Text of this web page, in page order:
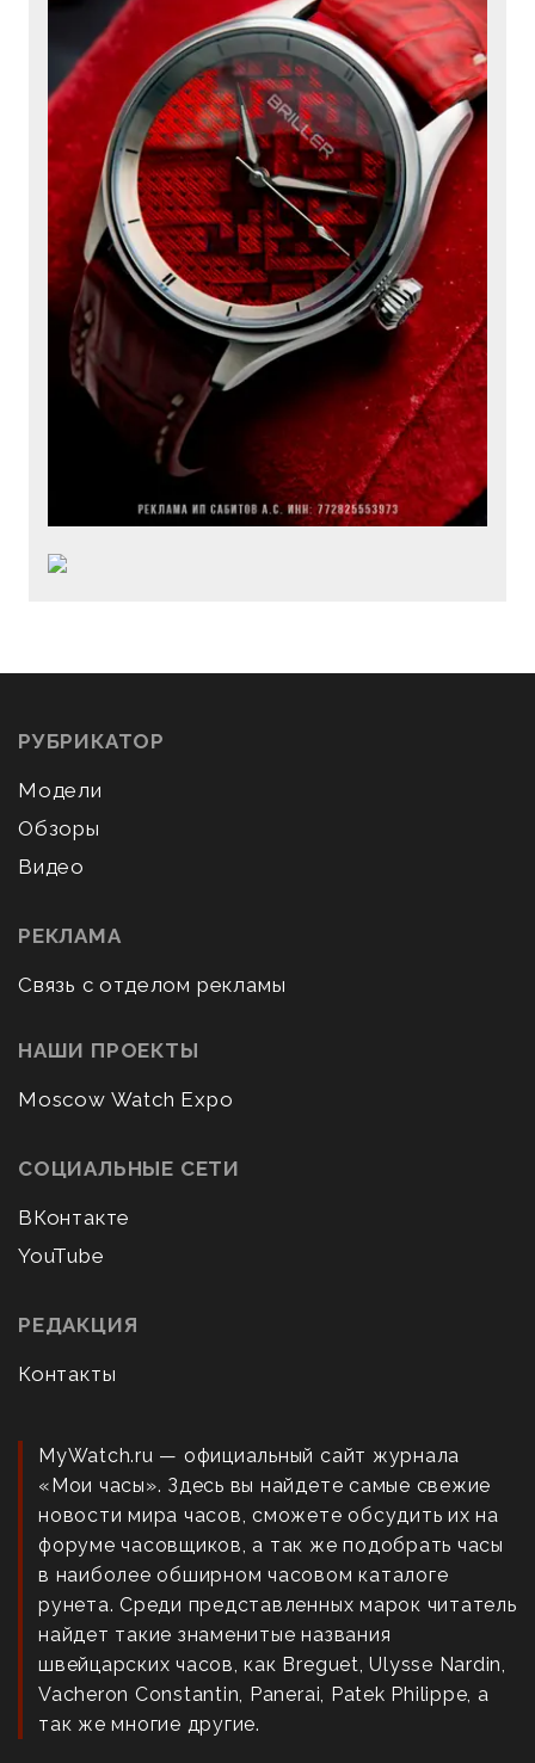
РУБРИКАТОР
Модели
Обзоры
Видео
РЕКЛАМА
Связь с отделом рекламы
НАШИ ПРОЕКТЫ
Moscow Watch Expo
СОЦИАЛЬНЫЕ СЕТИ
ВКонтакте
YouTube
РЕДАКЦИЯ
Контакты
MyWatch.ru — официальный сайт журнала
«Мои часы». Здесь вы найдете самые свежие
новости мира часов, сможете обсудить их на
форуме часовщиков, а так же подобрать часы
в наиболее обширном часовом каталоге
рунета. Среди представленных марок читатель
найдет такие знаменитые названия
швейцарских часов, как Breguet, Ulysse Nardin,
Vacheron Constantin, Panerai, Patek Philippe, а
так же многие другие.